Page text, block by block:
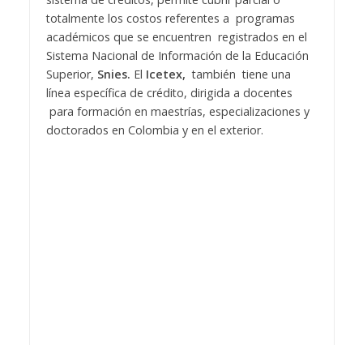
totalmente los costos referentes a programas
académicos que se encuentren registrados en el
Sistema Nacional de Información de la Educación
Superior, Snies. El Icetex, también tiene una
línea específica de crédito, dirigida a docentes
para formación en maestrías, especializaciones y
doctorados en Colombia y en el exterior.